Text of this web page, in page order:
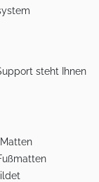
steht Ihnen